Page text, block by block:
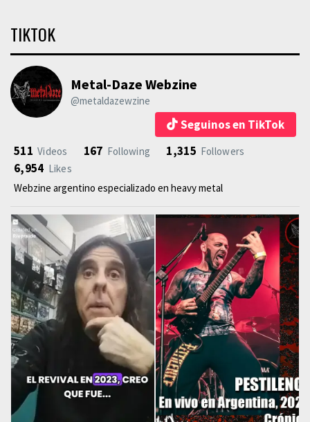
TIKTOK
Metal-Daze Webzine
@metaldazewzine
Seguinos en TikTok
511 Videos 167 Following 1,315 Followers
6,954 Likes
Webzine argentino especializado en heavy metal